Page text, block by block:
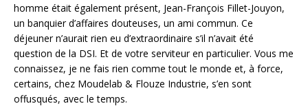
homme était également présent, Jean-François Fillet-Jouyon,
un banquier d’affaires douteuses, un ami commun. Ce
déjeuner n’aurait rien eu d’extraordinaire s’il n’avait été
question de la DSI. Et de votre serviteur en particulier. Vous me
connaissez, je ne fais rien comme tout le monde et, à force,
certains, chez Moudelab & Flouze Industrie, s’en sont
offusqués, avec le temps.